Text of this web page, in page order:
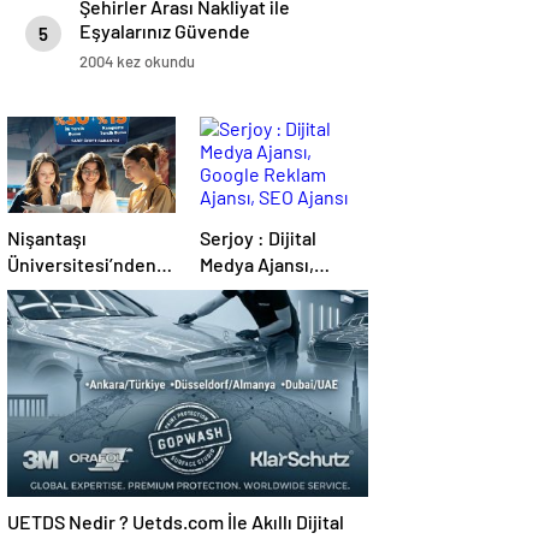
5
Şehirler Arası Nakliyat ile
Eşyalarınız Güvende
2004 kez okundu
Nişantaşı
Üniversitesi’nden
2026 YKS
Adaylarına Çifte
Güvence: Sabit
Ücret ve Kesintisiz
Burs
Serjoy : Dijital
Medya Ajansı,
Google Reklam
Ajansı, SEO Ajansı
ve Web Tasarım
Ajansı
UETDS Nedir ? Uetds.com İle Akıllı Dijital